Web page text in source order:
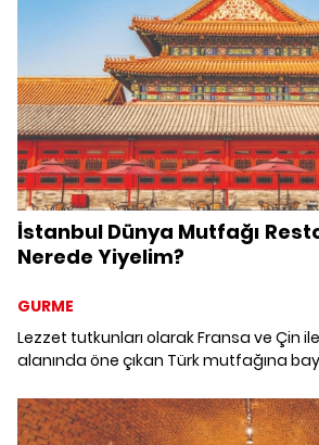
İstanbul Dünya Mutfağı
Nerede Yiyelim?
GURME
Lezzet tutkunları olarak Fransa ve Çin
alanında öne çıkan Türk mutfağına
peşine düşenler için bir cennet olan
farklı mutfaklarını denemek istemez